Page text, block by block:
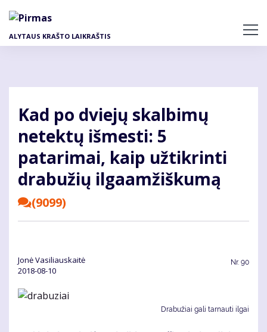
pagrindinį
ALYTAUS KRAŠTO LAIKRAŠTIS
Kad po dviejų skalbimų
netektų išmesti: 5
patarimai, kaip užtikrinti
drabužių ilgaamžiškumą
(9099)
Jonė Vasiliauskaitė
2018-08-10
Nr. 90
Drabužiai gali tarnauti ilgai